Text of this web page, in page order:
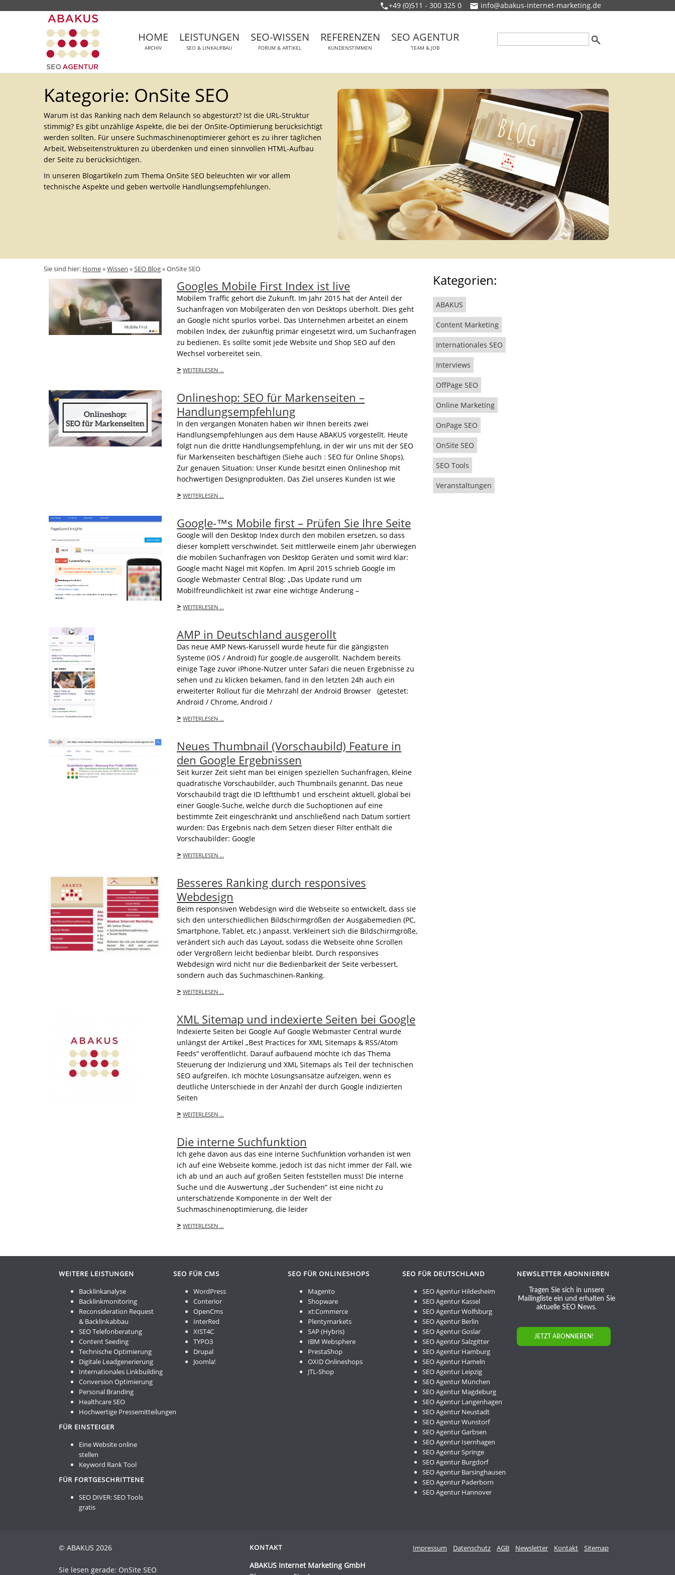
+49 (0)511 - 300 325 0 info@abakus-internet-marketing.de
HOME
ARCHIV
LEISTUNGEN
SEO & LINKAUFBAU
SEO-WISSEN
FORUM & ARTIKEL
REFERENZEN
KUNDENSTIMMEN
SEO AGENTUR
TEAM & JOB
Kategorie: OnSite SEO
Warum ist das Ranking nach dem Relaunch so abgestürzt? Ist die URL-Struktur
stimmig? Es gibt unzählige Aspekte, die bei der OnSite-Optimierung berücksichtigt
werden sollten. Für unsere Suchmaschinenoptimierer gehört es zu ihrer täglichen
Arbeit, Webseitenstrukturen zu überdenken und einen sinnvollen HTML-Aufbau
der Seite zu berücksichtigen.
In unseren Blogartikeln zum Thema OnSite SEO beleuchten wir vor allem
technische Aspekte und geben wertvolle Handlungsempfehlungen.
Sie sind hier: Home»Wissen »SEO Blog»OnSite SEO
Googles Mobile First Index ist live
Mobilem Traffic gehört die Zukunft. Im Jahr 2015 hat der Anteil der
Suchanfragen von Mobilgeräten den von Desktops überholt. Dies geht
an Google nicht spurlos vorbei. Das Unternehmen arbeitet an einem
mobilen Index, der zukünftig primär eingesetzt wird, um Suchanfragen
zu bedienen. Es sollte somit jede Website und Shop SEO auf den
Wechsel vorbereitet sein.
> WEITERLESEN …
Onlineshop: SEO für Markenseiten –
Handlungsempfehlung
In den vergangen Monaten haben wir Ihnen bereits zwei
Handlungsempfehlungen aus dem Hause ABAKUS vorgestellt. Heute
folgt nun die dritte Handlungsempfehlung, in der wir uns mit der SEO
für Markenseiten beschäftigen (Siehe auch : SEO für Online Shops).
Zur genauen Situation: Unser Kunde besitzt einen Onlineshop mit
hochwertigen Designprodukten. Das Ziel unseres Kunden ist wie
> WEITERLESEN …
Google-™s Mobile first – Prüfen Sie Ihre Seite
Google will den Desktop Index durch den mobilen ersetzen, so dass
dieser komplett verschwindet. Seit mittlerweile einem Jahr überwiegen
die mobilen Suchanfragen von Desktop Geräten und somit wird klar:
Google macht Nägel mit Köpfen. Im April 2015 schrieb Google im
Google Webmaster Central Blog: „Das Update rund um
Mobilfreundlichkeit ist zwar eine wichtige Änderung –
> WEITERLESEN …
AMP in Deutschland ausgerollt
Das neue AMP News-Karussell wurde heute für die gängigsten
Systeme (iOS / Android) für google.de ausgerollt. Nachdem bereits
einige Tage zuvor iPhone-Nutzer unter Safari die neuen Ergebnisse zu
sehen und zu klicken bekamen, fand in den letzten 24h auch ein
erweiterter Rollout für die Mehrzahl der Android Browser (getestet:
Android / Chrome, Android /
> WEITERLESEN …
Neues Thumbnail (Vorschaubild) Feature in
den Google Ergebnissen
Seit kurzer Zeit sieht man bei einigen speziellen Suchanfragen, kleine
quadratische Vorschaubilder, auch Thumbnails genannt. Das neue
Vorschaubild trägt die ID leftthumb1 und erscheint aktuell, global bei
einer Google-Suche, welche durch die Suchoptionen auf eine
bestimmte Zeit eingeschränkt und anschließend nach Datum sortiert
wurden: Das Ergebnis nach dem Setzen dieser Filter enthält die
Vorschaubilder: Google
> WEITERLESEN …
Besseres Ranking durch responsives
Webdesign
Beim responsiven Webdesign wird die Webseite so entwickelt, dass sie
sich den unterschiedlichen Bildschirmgrößen der Ausgabemedien (PC,
Smartphone, Tablet, etc.) anpasst. Verkleinert sich die Bildschirmgröße,
verändert sich auch das Layout, sodass die Webseite ohne Scrollen
oder Vergrößern leicht bedienbar bleibt. Durch responsives
Webdesign wird nicht nur die Bedienbarkeit der Seite verbessert,
sondern auch das Suchmaschinen-Ranking.
> WEITERLESEN …
XML Sitemap und indexierte Seiten bei Google
Indexierte Seiten bei Google Auf Google Webmaster Central wurde
unlängst der Artikel „Best Practices for XML Sitemaps & RSS/Atom
Feeds“ veröffentlicht. Darauf aufbauend möchte ich das Thema
Steuerung der Indizierung und XML Sitemaps als Teil der technischen
SEO aufgreifen. Ich möchte Lösungsansätze aufzeigen, wenn es
deutliche Unterschiede in der Anzahl der durch Google indizierten
Seiten
> WEITERLESEN …
Die interne Suchfunktion
Ich gehe davon aus das eine interne Suchfunktion vorhanden ist wen
ich auf eine Webseite komme, jedoch ist das nicht immer der Fall, wie
ich ab und an auch auf großen Seiten feststellen muss! Die interne
Suche und die Auswertung „der Suchenden“ ist eine nicht zu
unterschätzende Komponente in der Welt der
Suchmaschinenoptimierung, die leider
> WEITERLESEN …
Kategorien:
ABAKUS
Content Marketing
Internationales SEO
Interviews
OffPage SEO
Online Marketing
OnPage SEO
OnSite SEO
SEO Tools
Veranstaltungen
WEITERE LEISTUNGEN
Backlinkanalyse
Backlinkmonitoring
Reconsideration Request
& Backlinkabbau
SEO Telefonberatung
Content Seeding
Technische Optimierung
Digitale Leadgenerierung
Internationales Linkbuilding
Conversion Optimierung
Personal Branding
Healthcare SEO
Hochwertige Pressemitteilungen
FÜR EINSTEIGER
Eine Website online
stellen
Keyword Rank Tool
FÜR FORTGESCHRITTENE
SEO DIVER:SEO Tools
gratis
SEO FÜR CMS
WordPress
Conterior
OpenCms
InterRed
XIST4C
TYPO3
Drupal
Joomla!
SEO FÜR ONLINESHOPS
Magento
Shopware
xt:Commerce
Plentymarkets
SAP (Hybris)
IBM Websphere
PrestaShop
OXID Onlineshops
JTL-Shop
SEO FÜR DEUTSCHLAND
SEO Agentur Hildesheim
SEO Agentur Kassel
SEO Agentur Wolfsburg
SEO Agentur Berlin
SEO Agentur Goslar
SEO Agentur Salzgitter
SEO Agentur Hamburg
SEO Agentur Hameln
SEO Agentur Leipzig
SEO Agentur München
SEO Agentur Magdeburg
SEO Agentur Langenhagen
SEO Agentur Neustadt
SEO Agentur Wunstorf
SEO Agentur Garbsen
SEO Agentur Isernhagen
SEO Agentur Springe
SEO Agentur Burgdorf
SEO Agentur Barsinghausen
SEO Agentur Paderborn
SEO Agentur Hannover
NEWSLETTER ABONNIEREN
Tragen Sie sich in unsere
Mailingliste ein und erhalten Sie
aktuelle SEO News.
JETZT ABONNIEREN!
© ABAKUS 2026
Sie lesen gerade: OnSite SEO
KONTAKT
ABAKUS Internet Marketing GmbH
Impressum Datenschutz AGB Newsletter Kontakt Sitemap